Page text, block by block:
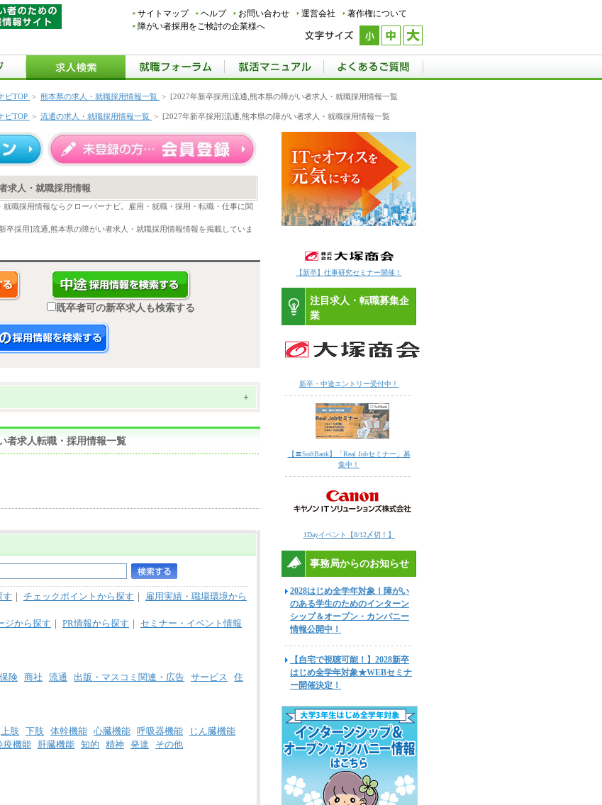
サイトマップ ヘルプ お問い合わせ 運営会社
著作権について
障がい者採用をご検討の企業様へ
ビTOP > 熊本県の求人・就職採用情報一覧 > [2027年新卒採用]流通,熊本県の障がい者求人・就職採用情報一覧
ビTOP > 流通の求人・就職採用情報一覧 > [2027年新卒採用]流通,熊本県の障がい者求人・就職採用情報一覧
求人・就職採用情報
職採用情報ならクローバーナビ。雇用・就職・採用・転職・仕事に関
卒採用]流通,熊本県の障がい者求人・就職採用情報情報を掲載していま
既卒者可の新卒求人も検索する
+
者求人転職・採用情報一覧
す ｜ チェックポイントから探す ｜ 雇用実績・職場環境から
ジから探す ｜ PR情報から探す ｜ セミナー・イベント情報
険 商社 流通 出版・マスコミ関連・広告 サービス
住
上肢 下肢 体幹機能 心臓機能 呼吸器機能
じん臓機能
疫機能 肝臓機能 知的 精神 発達 その他
【新卒】仕事研究セミナー開催！
注目求人・転職募集企
業
新卒・中途エントリー受付中！
【〓SoftBank】「Real Jobセミナー」募
集中！
1Dayイベント【8/12〆切！】
事務局からのお知らせ
2028はじめ全学年対象！障がい
のある学生のためのインターン
シップ＆オープン・カンパニー
情報公開中！
【自宅で視聴可能！】2028新卒
はじめ全学年対象★WEBセミナ
ー開催決定！